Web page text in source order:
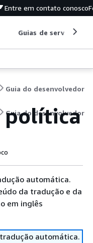
Entre em contato conosco
Guias de serviço
Guia do desenvolvedor
Guia do desenvolvedor
política
automática.
da tradução e da
em inglês
automática.